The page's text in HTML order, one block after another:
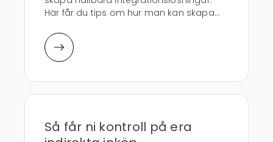
Här får du tips om hur man kan skapa...
Så får ni kontroll på era